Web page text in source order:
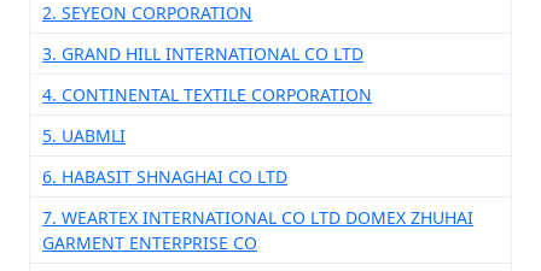
2. SEYEON CORPORATION
3. GRAND HILL INTERNATIONAL CO LTD
4. CONTINENTAL TEXTILE CORPORATION
5. UABMLI
6. HABASIT SHNAGHAI CO LTD
7. WEARTEX INTERNATIONAL CO LTD DOMEX ZHUHAI
GARMENT ENTERPRISE CO